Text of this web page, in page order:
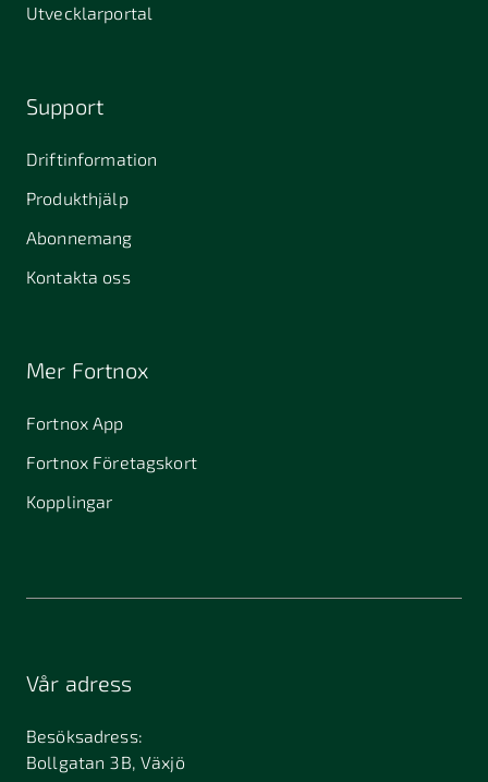
Utvecklarportal
Support
Driftinformation
Produkthjälp
Abonnemang
Kontakta oss
Mer Fortnox
Fortnox App
Fortnox Företagskort
Kopplingar
Vår adress
Besöksadress:
Bollgatan 3B, Växjö